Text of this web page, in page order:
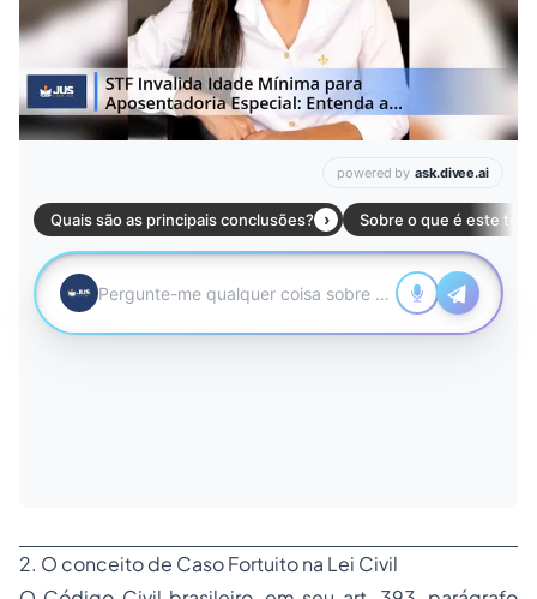
2. O conceito de Caso Fortuito na Lei Civil